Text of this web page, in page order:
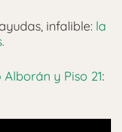
infalible: la
Alborán y Piso 21: